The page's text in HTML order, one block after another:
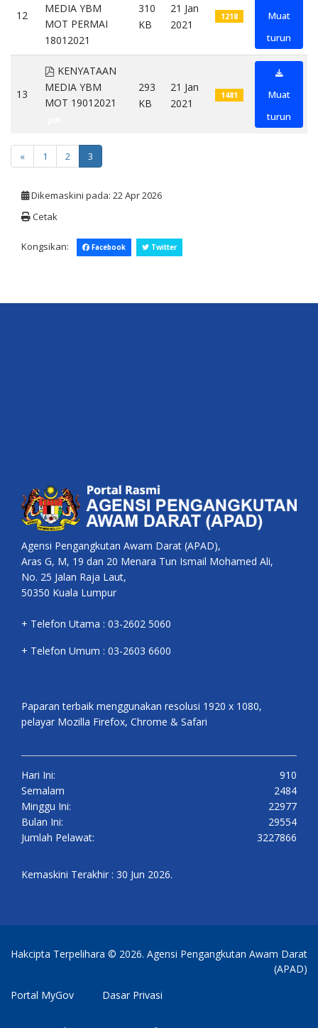
12
MEDIA YBM
MOT PERMAI
18012021
310
KB
21 Jan
2021
1218
Muat
turun
13
pdf
KENYATAAN
MEDIA YBM
MOT 19012021
293
KB
21 Jan
2021
1481
Muat
turun
« 1 2 3
Dikemaskini pada: 22 Apr 2026
Cetak
Kongsikan: Facebook Twitter
Agensi Pengangkutan Awam Darat (APAD),
Aras G, M, 19 dan 20 Menara Tun Ismail Mohamed Ali,
No. 25 Jalan Raja Laut,
50350 Kuala Lumpur
+ Telefon Utama : 03-2602 5060
+ Telefon Umum : 03-2603 6600
Paparan terbaik menggunakan resolusi 1920 x 1080,
pelayar Mozilla Firefox, Chrome & Safari
Hari Ini:
910
Semalam
2484
Minggu Ini:
22977
Bulan Ini:
29554
Jumlah Pelawat:
3227866
Kemaskini Terakhir : 30 Jun 2026.
Hakcipta Terpelihara © 2026. Agensi Pengangkutan Awam Darat
(APAD)
Portal MyGov
Dasar Privasi